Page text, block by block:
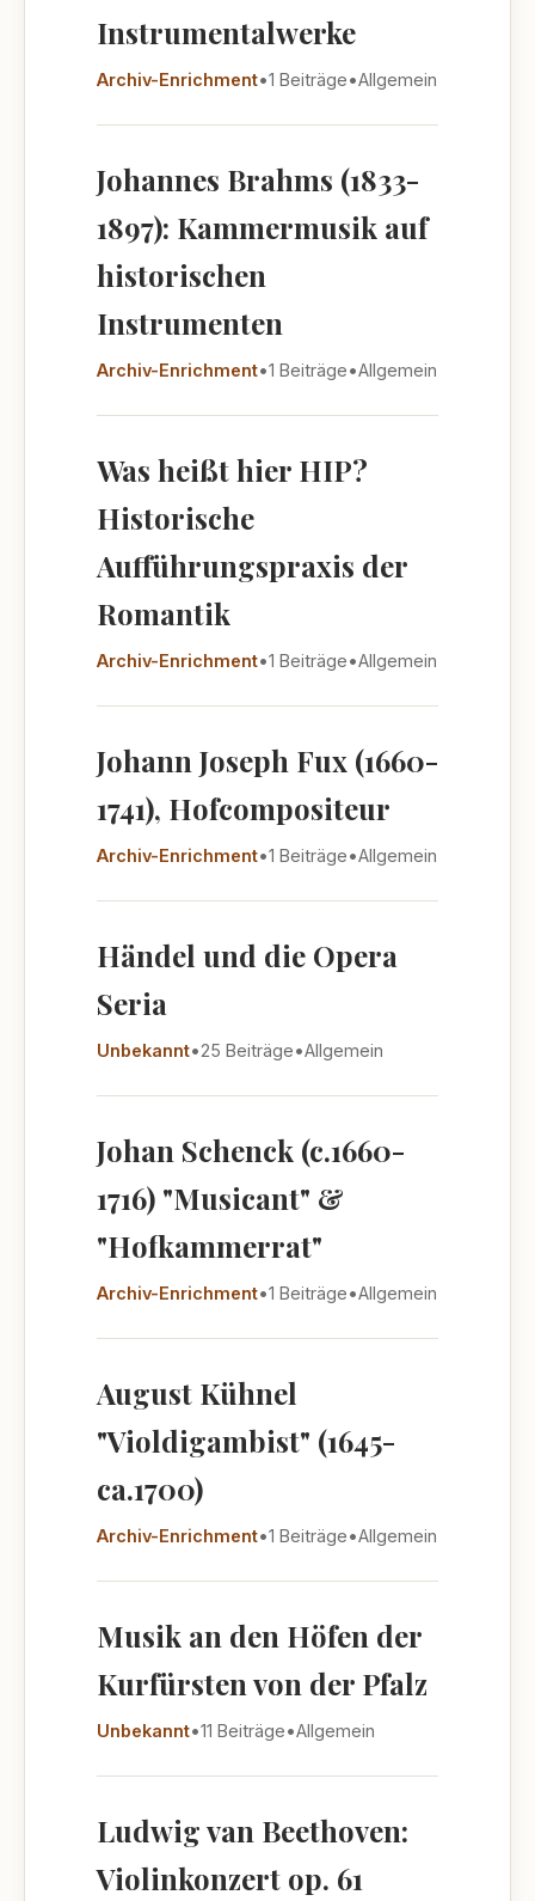
Instrumentalwerke
Archiv-Enrichment•1 Beiträge•Allgemein
Johannes Brahms (1833-
1897): Kammermusik auf
historischen
Instrumenten
Archiv-Enrichment•1 Beiträge•Allgemein
Was heißt hier HIP?
Historische
Aufführungspraxis der
Romantik
Archiv-Enrichment•1 Beiträge•Allgemein
Johann Joseph Fux (1660-
1741), Hofcompositeur
Archiv-Enrichment•1 Beiträge•Allgemein
Händel und die Opera
Seria
Unbekannt•25 Beiträge•Allgemein
Johan Schenck (c.1660-
1716) "Musicant" &
"Hofkammerrat"
Archiv-Enrichment•1 Beiträge•Allgemein
August Kühnel
"Violdigambist" (1645-
ca.1700)
Archiv-Enrichment•1 Beiträge•Allgemein
Musik an den Höfen der
Kurfürsten von der Pfalz
Unbekannt•11 Beiträge•Allgemein
Ludwig van Beethoven:
Violinkonzert op. 61